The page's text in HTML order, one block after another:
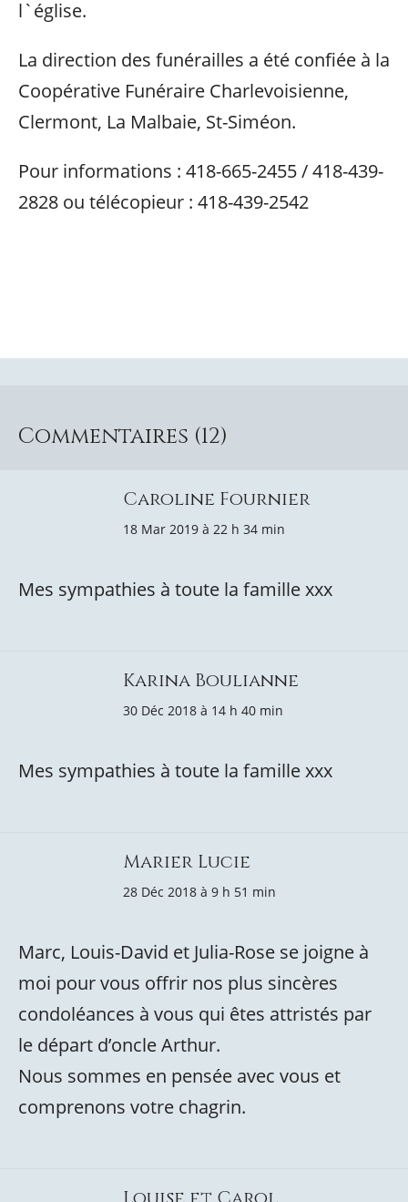
l`église.
La direction des funérailles a été confiée à la
Coopérative Funéraire Charlevoisienne,
Clermont, La Malbaie, St-Siméon.
Pour informations : 418-665-2455 / 418-439-
2828 ou télécopieur : 418-439-2542
Commentaires (12)
Caroline Fournier
18 Mar 2019 à 22 h 34 min
Mes sympathies à toute la famille xxx
Karina Boulianne
30 Déc 2018 à 14 h 40 min
Mes sympathies à toute la famille xxx
Marier Lucie
28 Déc 2018 à 9 h 51 min
Marc, Louis-David et Julia-Rose se joigne à
moi pour vous offrir nos plus sincères
condoléances à vous qui êtes attristés par
le départ d’oncle Arthur.
Nous sommes en pensée avec vous et
comprenons votre chagrin.